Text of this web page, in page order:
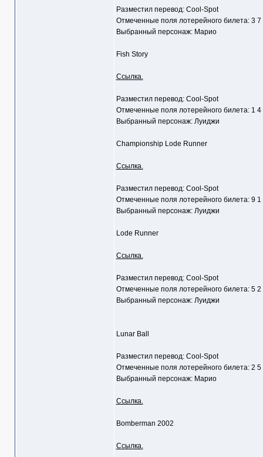
Разместил перевод: Cool-Spot
Отмеченные поля лотерейного билета: 3 7
Выбранный персонаж: Марио
Fish Story
Ссылка.
Разместил перевод: Cool-Spot
Отмеченные поля лотерейного билета: 1 4
Выбранный персонаж: Луиджи
Championship Lode Runner
Ссылка.
Разместил перевод: Cool-Spot
Отмеченные поля лотерейного билета: 9 1
Выбранный персонаж: Луиджи
Lode Runner
Ссылка.
Разместил перевод: Cool-Spot
Отмеченные поля лотерейного билета: 5 2
Выбранный персонаж: Луиджи
Lunar Ball
Разместил перевод: Cool-Spot
Отмеченные поля лотерейного билета: 2 5
Выбранный персонаж: Марио
Ссылка.
Bomberman 2002
Ссылка.